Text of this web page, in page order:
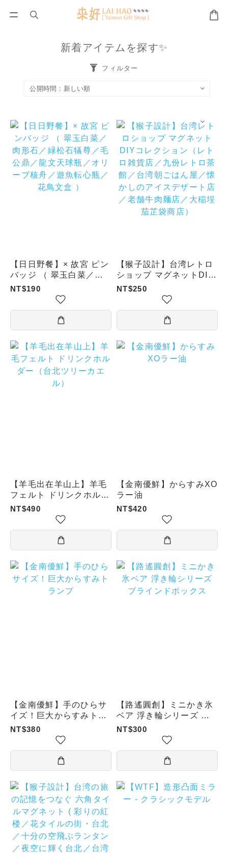
新着アイテムを探す✨
フィルター
【日日野餐】× 故宮 ピン
バッジ （ 翠玉白菜／肉
形石／緑松石犠尊／毛公
鼎／龍文天球瓶／オリー
NT$190
【猴子設計】台湾レトロ
ショップ マグネットDIY
コレクション（レトロ雑
貨店／九份レトロ茶館／
のアイスデザート店／老
舗牛肉麺店／大稲埕 茄芷
袋商店）
NT$250
【羊毛出在羊山上】羊毛
フェルト ドリンクホルダ
ー（台北ツリーカエル）
NT$490
【金南優鮮】からすみXO
ラー油
NT$420
【金南優鮮】手のひらサ
イズ！巨大からすみトラ
ンプ
NT$380
【路遙圓創】ミニかき氷
ベア 浮き輪シリーズ ブ
ラインドボックス
NT$300